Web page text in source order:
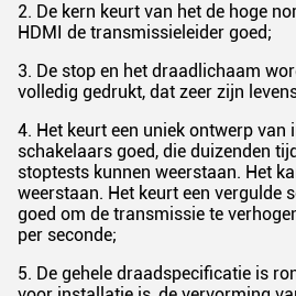
2. De kern keurt van het de hoge
HDMI de transmissieleider goed;
3. De stop en het draadlichaam
volledig gedrukt, dat zeer zijn
4. Het keurt een uniek ontwerp van
schakelaars goed, die duizenden
stoptests kunnen weerstaan. Het
weerstaan. Het keurt een vergulde
goed om de transmissie te
per seconde;
5. De gehele draadspecificatie is